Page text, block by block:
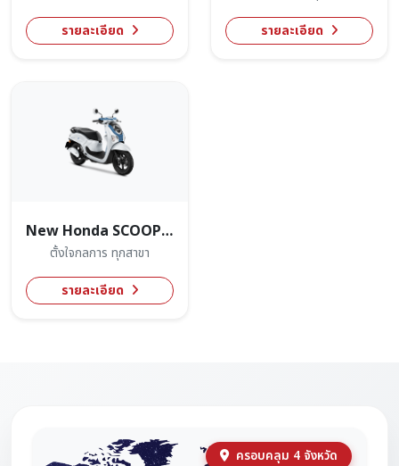
รายละเอียด
รายละเอียด
New Honda SCOOPY 2026
ตั้งใจกลการ ทุกสาขา
รายละเอียด
ครอบคลุม 4 จังหวัด